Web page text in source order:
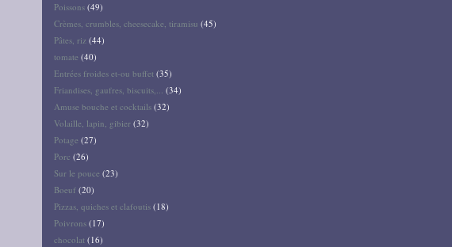
Poissons (49)
Crèmes, crumbles, cheesecake, tiramisu (45)
Pâtes, riz (44)
tomate (40)
Entrées froides et-ou buffet (35)
Friandises, gaufres, biscuits,... (34)
Amuse bouche et cocktails (32)
Volaille, lapin, gibier (32)
Potage (27)
Porc (26)
Sur le pouce (23)
Boeuf (20)
Pizzas, quiches et clafoutis (18)
Poivrons (17)
chocolat (16)